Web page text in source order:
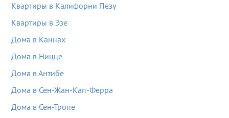
Квартиры в Калифорни Пезу
Квартиры в Эзе
Дома в Каннах
Дома в Ницце
Дома в Антибе
Дома в Сен-Жан-Кап-Ферра
Дома в Сен-Тропе